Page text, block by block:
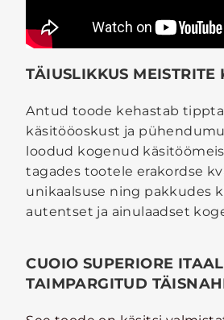
TÄIUSLIKKUS MEISTRITE
Antud toode kehastab
käsitööoskust ja
loodud kogenud
tagades tootele erakordse
unikaalsuse ning pakkudes
autentset ja ainulaadset
CUOIO SUPERIORE
TAIMPARGITUD